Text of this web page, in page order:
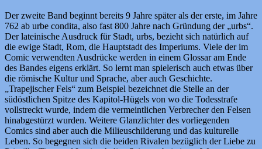
Der zweite Band beginnt bereits 9 Jahre später als der erste, im Jahre
762 ab urbe condita, also fast 800 Jahre nach Gründung der „urbs“.
Der lateinische Ausdruck für Stadt, urbs, bezieht sich natürlich auf
die ewige Stadt, Rom, die Hauptstadt des Imperiums. Viele der im
Comic verwendten Ausdrücke werden in einem Glossar am Ende
des Bandes eigens erklärt. So lernt man spielerisch auch etwas über
die römische Kultur und Sprache, aber auch Geschichte.
„Trapejischer Fels“ zum Beispiel bezeichnet die Stelle an der
südöstlichen Spitze des Kapitol-Hügels von wo die Todesstrafe
vollstreckt wurde, indem die vermeintlichen Verbrecher den Felsen
hinabgestürzt wurden. Weitere Glanzlichter des vorliegenden
Comics sind aber auch die Milieuschilderung und das kulturelle
Leben. So begegnen sich die beiden Rivalen bezüglich der Liebe zu